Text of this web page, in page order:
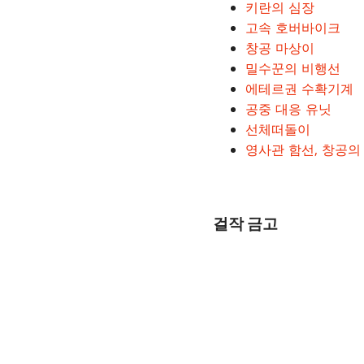
키란의 심장
고속 호버바이크
창공 마상이
밀수꾼의 비행선
에테르권 수확기계
공중 대응 유닛
선체떠돌이
영사관 함선, 창공
걸작 금고